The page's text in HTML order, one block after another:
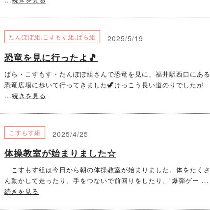
たんぽぽ組, こすもす組,ばら組 2025/5/19
恐竜を見に行ったよ🎵
ばら・こすもす・たんぽぽ組さんで恐竜を見に、福井駅西口にある
恐竜広場に歩いて行ってきました🦖けっこう長い道のりでしたが
...続きを見る
こすもす組 2025/4/25
体操教室が始まりました☆
こすもす組は今日から朝の体操教室が始まりました。体をたくさ
ん動かして走ったり、手をつないで前回りをしたり、”爆弾ゲー ...
続きを見る